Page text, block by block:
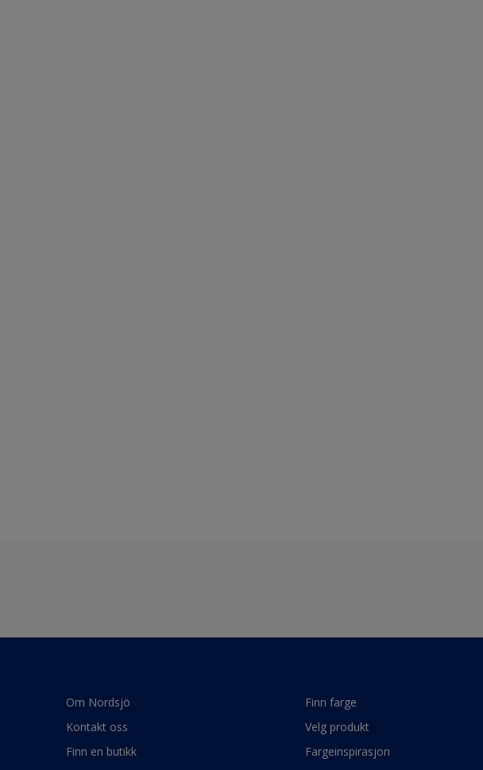
Om Nordsjö
Kontakt oss
Finn en butikk
Finn farge
Velg produkt
Fargeinspirasjon